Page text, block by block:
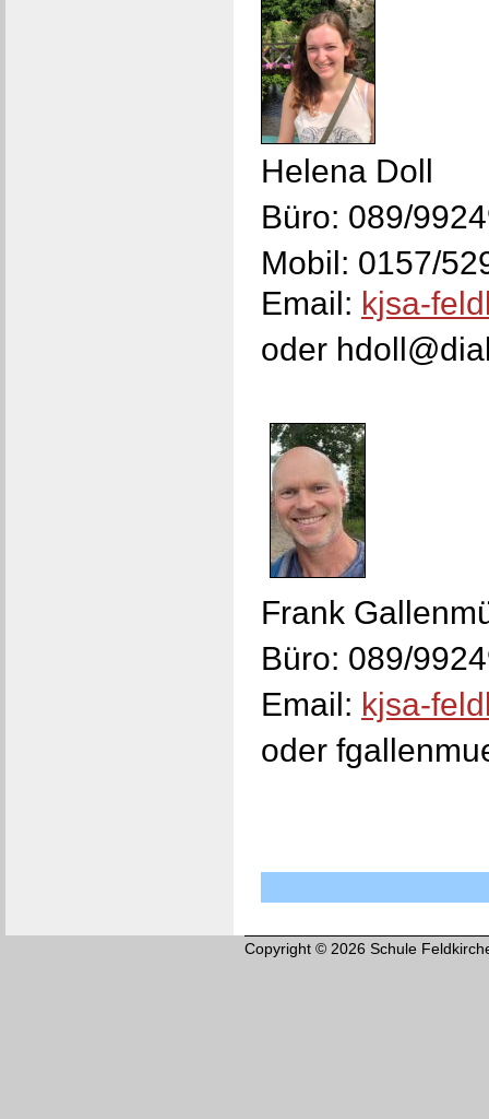
Helena Doll
Büro: 089/
Mobil: 0157/
Email: kjsa-
oder
Frank
Büro: 089/
Email: kjsa-
oder
Copyright © 2026 Schule